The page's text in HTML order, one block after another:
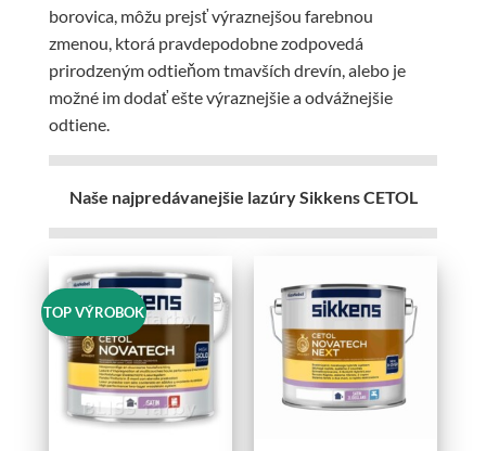
borovica, môžu prejsť výraznejšou farebnou
zmenou, ktorá pravdepodobne zodpovedá
prirodzeným odtieňom tmavších drevín, alebo je
možné im dodať ešte výraznejšie a odvážnejšie
odtiene.
Naše najpredávanejšie lazúry Sikkens CETOL
TOP VÝROBOK